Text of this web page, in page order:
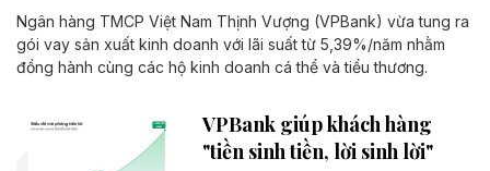
Ngân hàng TMCP Việt Nam Thịnh Vượng (VPBank) vừa tung ra
gói vay sản xuất kinh doanh với lãi suất từ 5,39%/năm nhằm
đồng hành cùng các hộ kinh doanh cá thể và tiểu thương.
VPBank giúp khách hàng
"tiền sinh tiền, lời sinh lời"